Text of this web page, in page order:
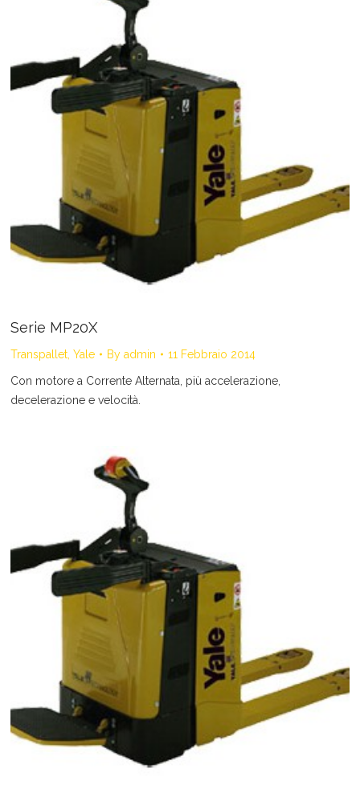
Serie MP20X
Transpallet, Yale By admin 11 Febbraio 2014
Con motore a Corrente Alternata, più accelerazione,
decelerazione e velocità.